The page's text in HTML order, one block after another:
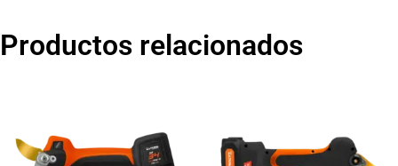
Productos relacionados